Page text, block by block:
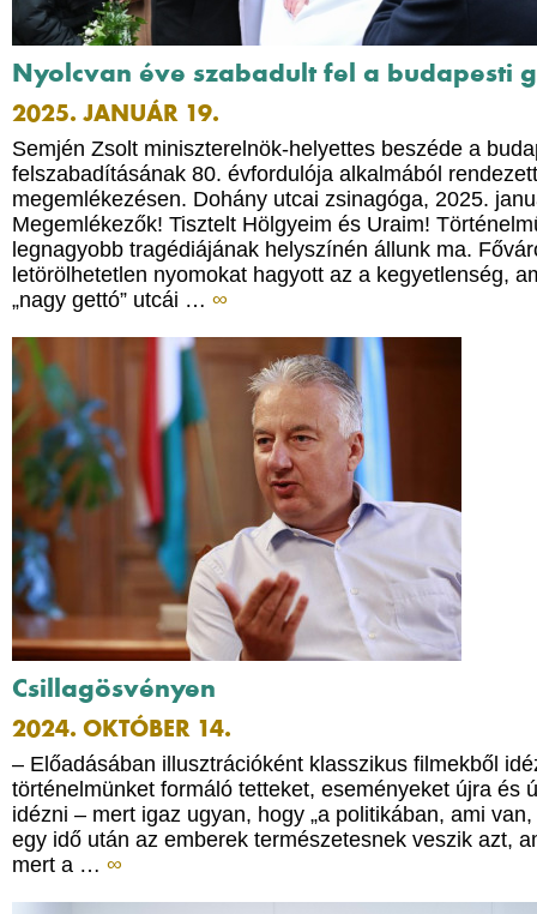
Nyolcvan éve szabadult fel a budapesti
2025. JANUÁR 19.
Semjén Zsolt miniszterelnök-helyettes beszéde a
felszabadításának 80. évfordulója alkalmából rendezett
megemlékezésen. Dohány utcai zsinagóga, 2025.
Megemlékezők! Tisztelt Hölgyeim és Uraim!
legnagyobb tragédiájának helyszínén állunk ma.
letörölhetetlen nyomokat hagyott az a kegyetlenség,
„nagy gettó” utcái … ∞
Csillagösvényen
2024. OKTÓBER 14.
– Előadásában illusztrációként klasszikus filmekből
történelmünket formáló tetteket, eseményeket újra és
idézni – mert igaz ugyan, hogy „a politikában, ami
egy idő után az emberek természetesnek veszik azt,
mert a … ∞